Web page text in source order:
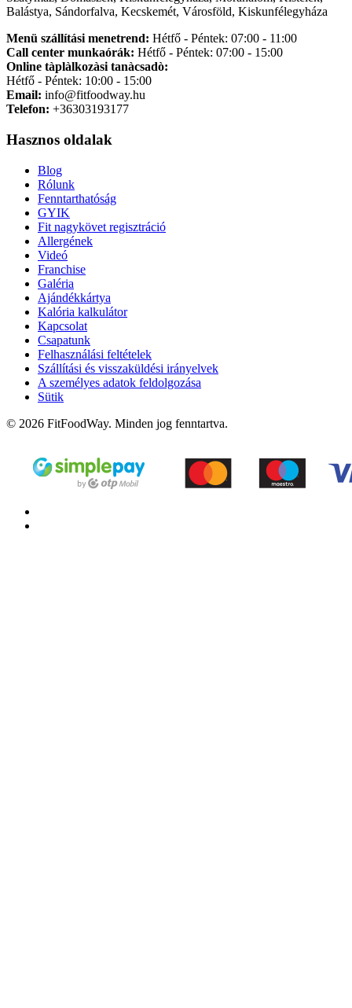
Balástya, Sándorfalva, Kecskemét, Városföld, Kiskunfélegyháza
Menü szállítási menetrend: Hétfő - Péntek: 07:00 - 11:00
Call center munkaórák: Hétfő - Péntek: 07:00 - 15:00
Online tàplàlkozàsi tanàcsadò:
Hétfő - Péntek: 10:00 - 15:00
Email: info@fitfoodway.hu
Telefon: +36303193177
Hasznos oldalak
Blog
Rólunk
Fenntarthatóság
GYIK
Fit nagykövet regisztráció
Allergének
Videó
Franchise
Galéria
Ajándékkártya
Kalória kalkulátor
Kapcsolat
Csapatunk
Felhasználási feltételek
Szállítási és visszaküldési irányelvek
A személyes adatok feldolgozása
Sütik
© 2026 FitFoodWay. Minden jog fenntartva.